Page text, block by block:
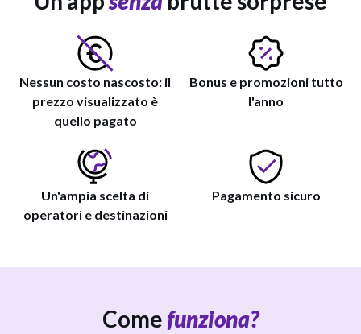
Nessun costo nascosto: il
prezzo visualizzato è
quello pagato
Bonus e promozioni tutto
l'anno
Un'ampia scelta di
operatori e destinazioni
Pagamento sicuro
Comefunziona?